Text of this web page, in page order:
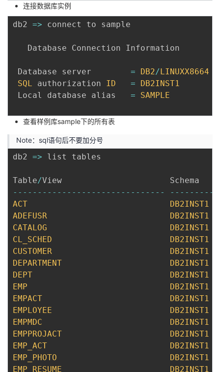
连接数据库实例
db2 => connect to sample
   Database Connection Information
Database server = DB2/ LINUXX8664
SQL authorization ID =
DB2INST1
Local database alias = SAMPLE
查看样例库sample下的所有表
Note：sql语句后不要加分号
db2 => list tables
Table/
-- -- -- -- -- -- -- -- -- -- -- -- -- -- -- - -- -- -- -- --
ACT
DB2INST1
ADEFUSR
DB2INST1
CATALOG
DB2INST1
CL_SCHED
DB2INST1
CUSTOMER
DB2INST1
DEPARTMENT
DB2INST1
DEPT
DB2INST1
EMP
DB2INST1
EMPACT
DB2INST1
EMPLOYEE
DB2INST1
EMPMDC
DB2INST1
EMPPROJACT
DB2INST1
EMP_ACT
DB2INST1
EMP_PHOTO
DB2INST1
EMP_RESUME
DB2INST1